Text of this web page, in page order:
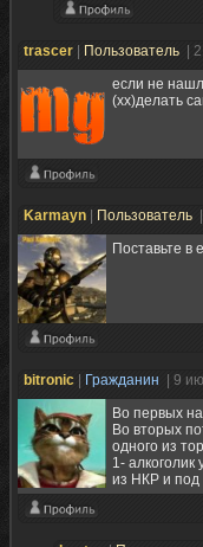
trascer Пользователь
|
если не
(хх)делать
Karmayn Пользователь
Поставьте
bitronic Гражданин
| 9
Во первых
Во вторых
одного из
1- алкоголик
из НКР и под